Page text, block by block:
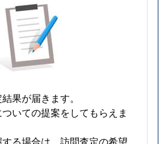
果が届きます。
いての提案をしてもらえま
る場合は、訪問査定の希望